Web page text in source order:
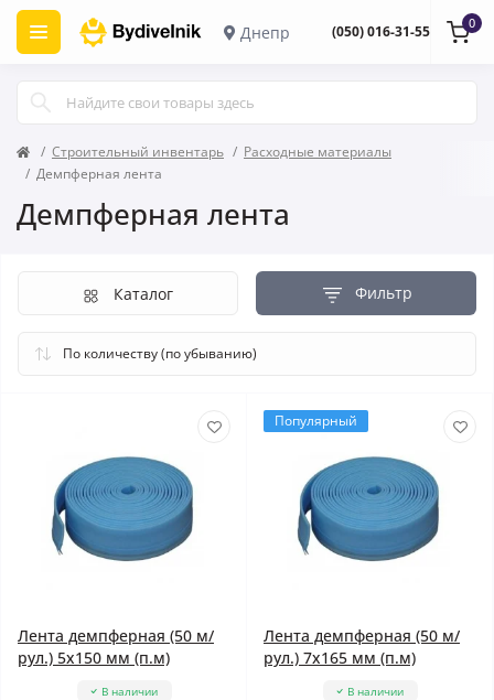
Днепр (050) 016-31-55 0
Строительный инвентарь
Расходные материалы
Демпферная лента
Демпферная лента
Фильтр
Каталог
Лента демпферная (50 м/
рул.) 5x150 мм (п.м)
В наличии
Популярный
Лента демпферная (50 м/
рул.) 7x165 мм (п.м)
В наличии